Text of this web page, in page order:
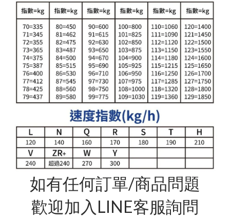
如有任何訂單/商品問題
歡迎加入LINE客服詢問